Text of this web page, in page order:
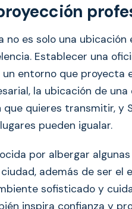
no es solo una
Establecer una
entorno que proyecta
la ubicación de
que quieres transmitir, y
pueden igualar.
por albergar
además de ser el
sofisticado y
inspira confianza y